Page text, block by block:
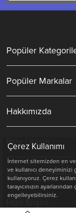
Popüler
Popüler Markalar
Hakkımızda
Bize Ulaşın
Gizlilik ve
Hızlı Erişim
Çerez Kullanımı
İnternet sitemizden en
ve kullanıcı
kullanıyoruz. Çerez
tarayıcınızın
engelleyebilirsiniz.